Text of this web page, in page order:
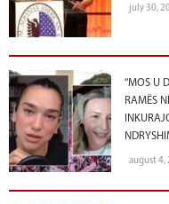
july 30,
“MOS U
RAMËS
august 4,